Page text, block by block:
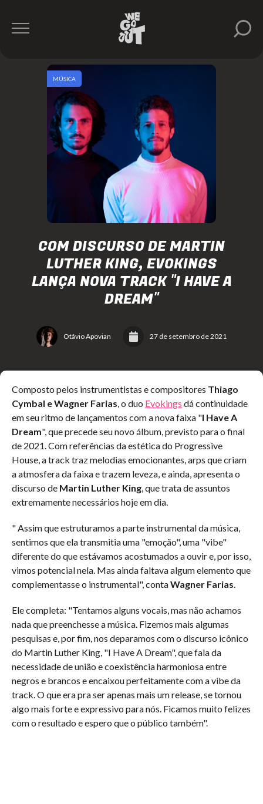
COM DISCURSO DE MARTIN
LUTHER KING, EVOKINGS
LANÇA NOVA TRACK "I HAVE A
DREAM"
Otávio Apovian 27 de setembro de 2021
MÚSICA
Composto pelos instrumentistas e compositores Thiago
Cymbal e Wagner Farias, o duo Evokings dá continuidade
em seu ritmo de lançamentos com a nova faixa "I Have A
Dream", que precede seu novo álbum, previsto para o final
de 2021. Com referências da estética do Progressive
House, a track traz melodias emocionantes, arps que criam
a atmosfera da faixa e trazem leveza, e ainda, apresenta o
discurso de Martin Luther King, que trata de assuntos
extremamente necessários hoje em dia.
" Assim que estruturamos a parte instrumental da música,
sentimos que ela transmitia uma "emoção", uma "vibe"
diferente do que estávamos acostumados a ouvir e, por isso,
vimos potencial nela. Mas ainda faltava algum elemento que
complementasse o instrumental", contaWagner Farias.
Ele completa: "Tentamos alguns vocais, mas não achamos
nada que preenchesse a música. Fizemos mais algumas
pesquisas e, por fim, nos deparamos com o discurso icônico
do Martin Luther King, "I Have A Dream", que fala da
necessidade de união e coexistência harmoniosa entre
negros e brancos e encaixou perfeitamente com a vibe da
track. O que era pra ser apenas mais um release, se tornou
algo mais forte e expressivo para nós. Ficamos muito felizes
com o resultado e espero que o público também".